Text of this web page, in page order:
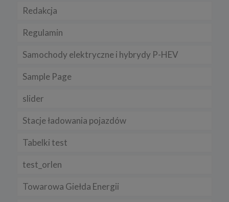
Redakcja
Regulamin
Samochody elektryczne i hybrydy P-HEV
Sample Page
slider
Stacje ładowania pojazdów
Tabelki test
test_orlen
Towarowa Giełda Energii